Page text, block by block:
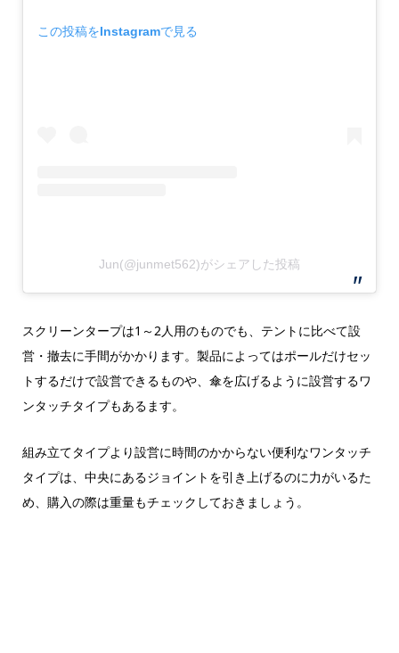
この投稿をInstagramで見る
Jun(@junmet562)がシェアした投稿
スクリーンタープは1～2人用のものでも、テントに比べて設
営・撤去に手間がかかります。製品によってはポールだけセッ
トするだけで設営できるものや、傘を広げるように設営するワ
ンタッチタイプもあるます。
組み立てタイプより設営に時間のかからない便利なワンタッチ
タイプは、中央にあるジョイントを引き上げるのに力がいるた
め、購入の際は重量もチェックしておきましょう。